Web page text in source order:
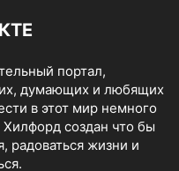
портал,
думающих и любящих
в этот мир немного
Хилфорд создан что бы
радоваться жизни и